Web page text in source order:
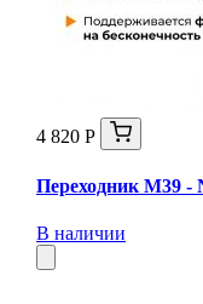
4 820 Р
Переходник M39 -
В наличии